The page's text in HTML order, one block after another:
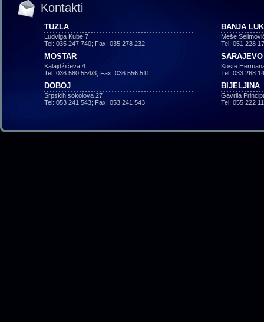
Kontakti
TUZLA
Ludviga Kube 7
Tel: 035 247 740; Fax: 035 278 232
MOSTAR
Kalajdžićeva 4
Tel: 036 580 554/3; Fax: 036 556 511
DOBOJ
Srpskih sokolova 27
Tel: 053 241 543; Fax: 053 241 543
BANJA
Meše
Tel: 051 228
SARAJEVO
Koste
Tel: 033 268
BIJELJINA
Gavrila
Tel: 055 222